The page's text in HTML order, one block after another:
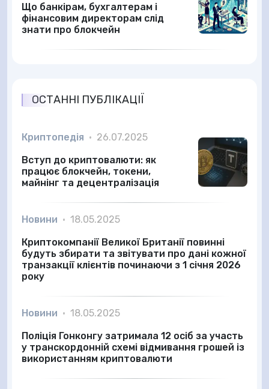
Що банкірам, бухгалтерам і
фінансовим директорам слід
знати про блокчейн
ОСТАННІ ПУБЛІКАЦІЇ
Криптопедія • 26.07.2025
Вступ до криптовалюти: як
працює блокчейн, токени,
майнінг та децентралізація
Новини • 18.05.2025
Криптокомпанії Великої Британії повинні
будуть збирати та звітувати про дані кожної
транзакції клієнтів починаючи з 1 січня 2026
року
Новини • 18.05.2025
Поліція Гонконгу затримала 12 осіб за участь
у транскордонній схемі відмивання грошей із
використанням криптовалюти